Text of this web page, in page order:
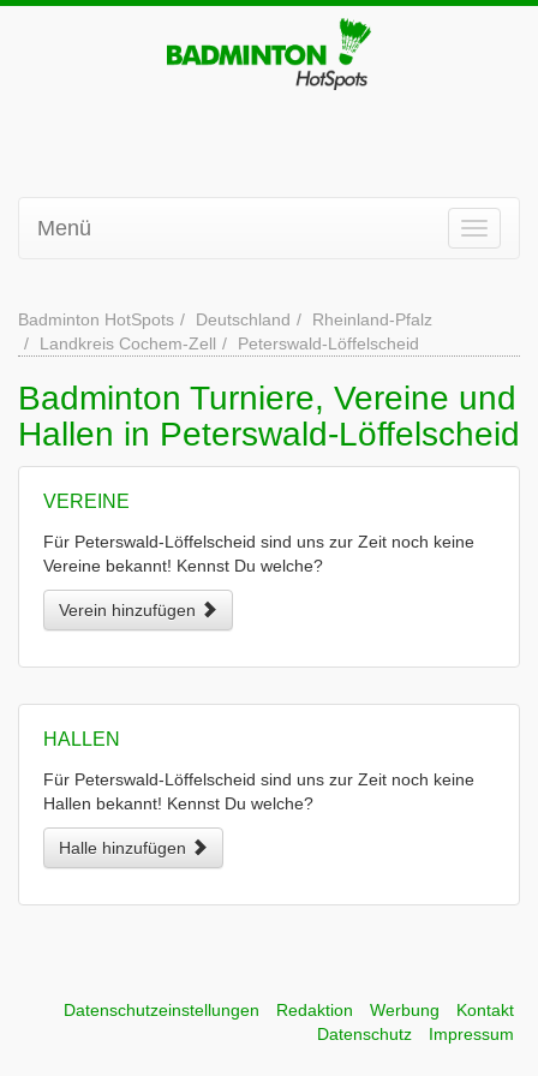
Menü
Badminton HotSpots Deutschland
Rheinland-Pfalz
Landkreis Cochem-Zell
Peterswald-Löffelscheid
Badminton Turniere, Vereine und
Hallen in Peterswald-Löffelscheid
VEREINE
Für Peterswald-Löffelscheid sind uns zur Zeit noch keine
Vereine bekannt! Kennst Du welche?
Verein hinzufügen
HALLEN
Für Peterswald-Löffelscheid sind uns zur Zeit noch keine
Hallen bekannt! Kennst Du welche?
Halle hinzufügen
Datenschutzeinstellungen Redaktion Werbung
Kontakt
Datenschutz
Impressum